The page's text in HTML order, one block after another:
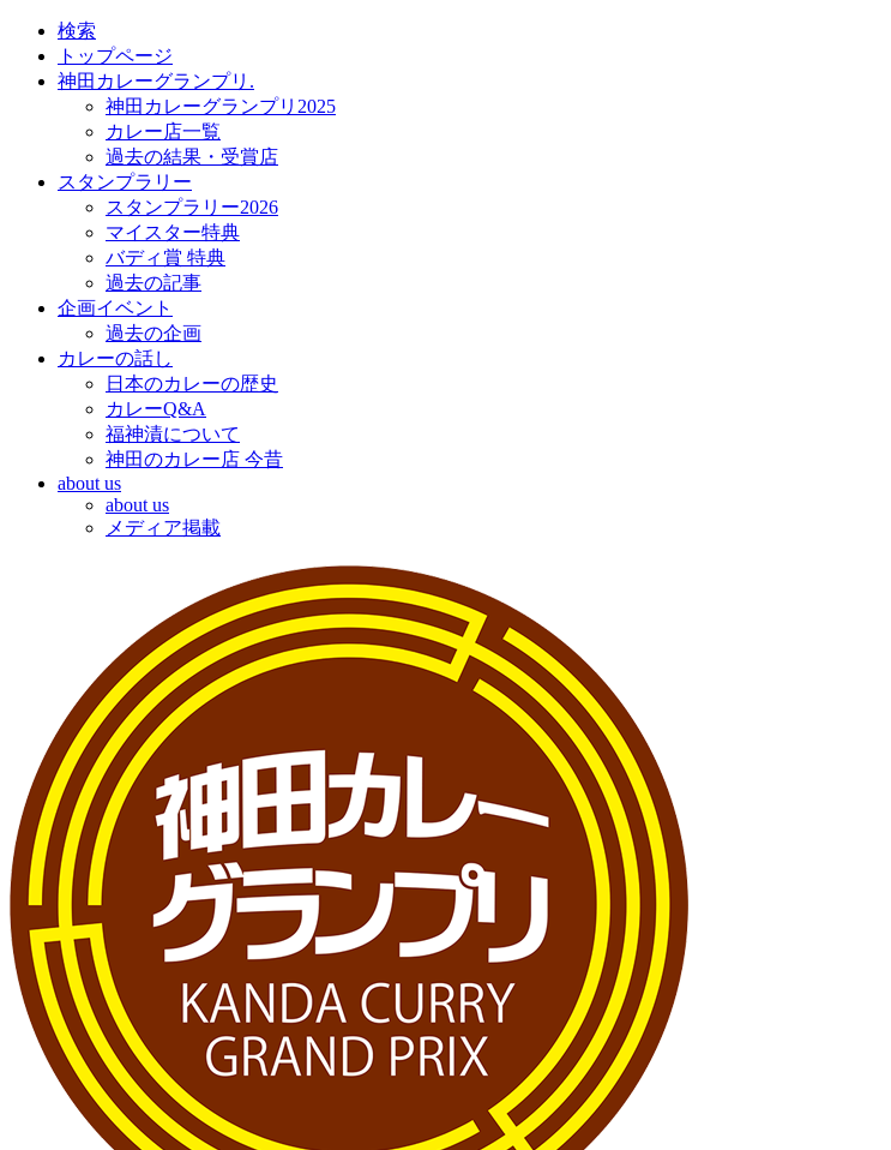
検索
トップページ
神田カレーグランプリ.
神田カレーグランプリ2025
カレー店一覧
過去の結果・受賞店
スタンプラリー
スタンプラリー2026
マイスター特典
バディ賞 特典
過去の記事
企画イベント
過去の企画
カレーの話し
日本のカレーの歴史
カレーQ&A
福神漬について
神田のカレー店 今昔
about us
about us
メディア掲載